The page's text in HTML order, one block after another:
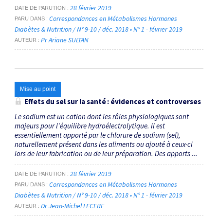
DATE DE PARUTION 28 février 2019
PARU DANS
Correspondances en Métabolismes Hormones
Diabètes & Nutrition / N° 9-10 / déc. 2018 • N° 1 - février 2019
AUTEUR Pr Ariane SULTAN
Mise au point
Effets du sel sur la santé : évidences et controverses
Le sodium est un cation dont les rôles physiologiques sont
majeurs pour l'équilibre hydroélectrolytique. Il est
essentiellement apporté par le chlorure de sodium (sel),
naturellement présent dans les aliments ou ajouté à ceux-ci
lors de leur fabrication ou de leur préparation. Des apports ...
DATE DE PARUTION 28 février 2019
PARU DANS
Correspondances en Métabolismes Hormones
Diabètes & Nutrition / N° 9-10 / déc. 2018 • N° 1 - février 2019
AUTEUR Dr Jean-Michel LECERF